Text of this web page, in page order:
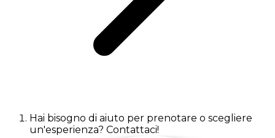
Hai bisogno di aiuto per prenotare o scegliere
un'esperienza? Contattaci!